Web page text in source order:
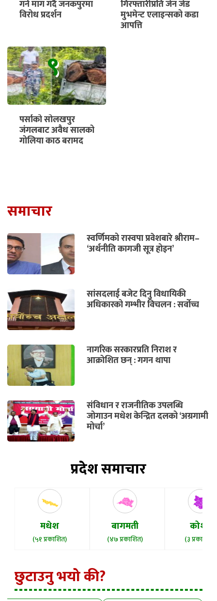
गर्न माग गर्दै जनकपुरमा
विरोध प्रदर्शन
गिरफ्तारीप्रति जेन जेड
मुभमेन्ट एलाइन्सको कडा
आपत्ति
९
पर्साको सोलखपुर
जंगलबाट अवैध सालको
गोलिया काठ बरामद
समाचार
स्वर्णिमको रास्वपा प्रवेशबारे श्रीराम–
‘अर्थनीति कागजी सूत्र होइन’
सांसदलाई बजेट दिनु विधायिकी
अधिकारको गम्भीर विचलन : सर्वोच्च
नागरिक सरकारप्रति निराश र
आक्रोशित छन् : गगन थापा
संविधान र राजनीतिक उपलब्धि
जोगाउन मधेश केन्द्रित दलको ‘अग्रगामी
मोर्चा’
प्रदेश समाचार
मधेश
(५१ प्रकाशित)
बागमती
(४७ प्रकाशित)
कोशी
(३ प्रकाशित)
छुटाउनु भयो की?